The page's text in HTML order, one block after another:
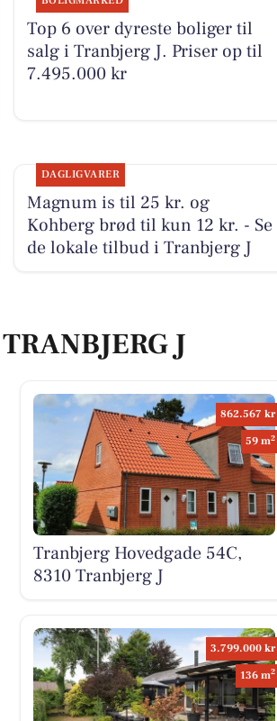
Top 6 over dyreste boliger til
salg i Tranbjerg J. Priser op til
7.495.000 kr
DAGLIGVARER
Magnum is til 25 kr. og
Kohberg brød til kun 12 kr. - Se
de lokale tilbud i Tranbjerg J
J
862.567 kr
59 m2
Tranbjerg Hovedgade 54C,
8310 Tranbjerg J
3.799.000 kr
136 m2